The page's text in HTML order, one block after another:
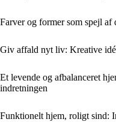
Farver og former som spejl
Giv affald nyt liv: Kreative
Et levende og afbalanceret
indretningen
Funktionelt hjem, roligt sind: